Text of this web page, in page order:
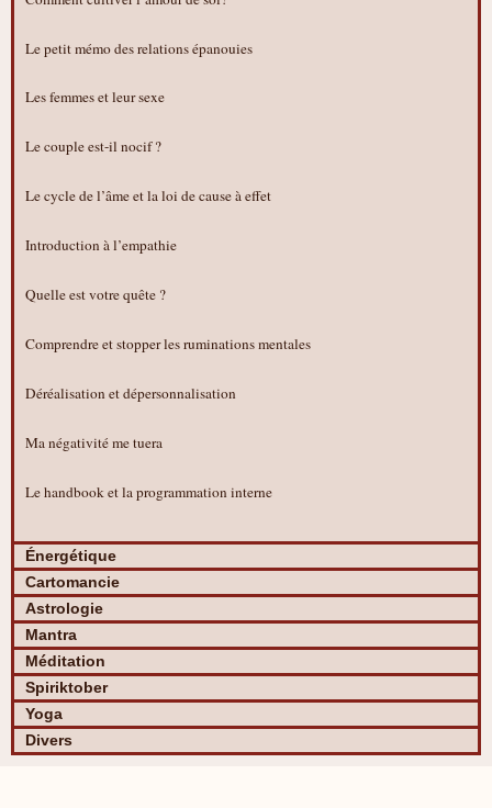
Le petit mémo des relations épanouies
Les femmes et leur sexe
Le couple est-il nocif ?
Le cycle de l’âme et la loi de cause à effet
Introduction à l’empathie
Quelle est votre quête ?
Comprendre et stopper les ruminations mentales
Déréalisation et dépersonnalisation
Ma négativité me tuera
Le handbook et la programmation interne
Énergétique
Cartomancie
Astrologie
Mantra
Méditation
Spiriktober
Yoga
Divers